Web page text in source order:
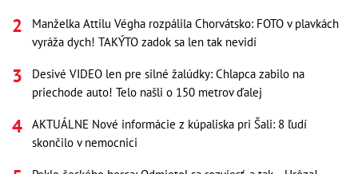
Manželka Attilu Végha rozpálila Chorvátsko: FOTO v plavkách
vyráža dych! TAKÝTO zadok sa len tak nevidí
Desivé VIDEO len pre silné žalúdky: Chlapca zabilo na
priechode auto! Telo našli o 150 metrov ďalej
AKTUÁLNE Nové informácie z kúpaliska pri Šali: 8 ľudí
skončilo v nemocnici